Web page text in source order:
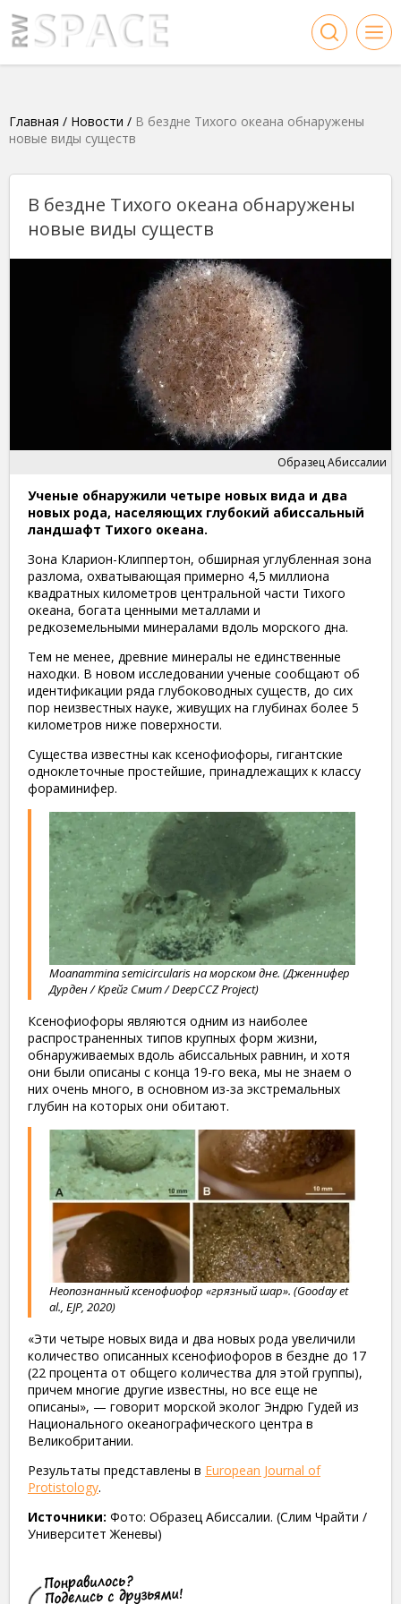
Главная / Новости / В бездне Тихого океана обнаружены
новые виды существ
В бездне Тихого океана обнаружены
новые виды существ
Образец Абиссалии
Ученые обнаружили четыре новых вида и два
новых рода, населяющих глубокий абиссальный
ландшафт Тихого океана.
Зона Кларион-Клиппертон, обширная углубленная зона
разлома, охватывающая примерно 4,5 миллиона
квадратных километров центральной части Тихого
океана, богата ценными металлами и
редкоземельными минералами вдоль морского дна.
Тем не менее, древние минералы не единственные
находки. В новом исследовании ученые сообщают об
идентификации ряда глубоководных существ, до сих
пор неизвестных науке, живущих на глубинах более 5
километров ниже поверхности.
Существа известны как ксенофиофоры, гигантские
одноклеточные простейшие, принадлежащих к классу
фораминифер.
Moanammina semicircularis на морском дне. (Дженнифер
Дурден / Крейг Смит / DeepCCZ Project)
Ксенофиофоры являются одним из наиболее
распространенных типов крупных форм жизни,
обнаруживаемых вдоль абиссальных равнин, и хотя
они были описаны с конца 19-го века, мы не знаем о
них очень много, в основном из-за экстремальных
глубин на которых они обитают.
Неопознанный ксенофиофор «грязный шар». (Gooday et
al., EJP, 2020)
«Эти четыре новых вида и два новых рода увеличили
количество описанных ксенофиофоров в бездне до 17
(22 процента от общего количества для этой группы),
причем многие другие известны, но все еще не
описаны», — говорит морской эколог Эндрю Гудей из
Национального океанографического центра в
Великобритании.
Результаты представлены в European Journal of
Protistology.
Источники: Фото: Образец Абиссалии. (Слим Чрайти /
Университет Женевы)